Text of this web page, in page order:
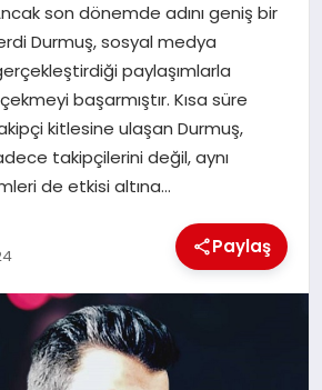
son dönemde adını geniş bir
Durmuş, sosyal medya
paylaşımlarla
başarmıştır. Kısa süre
kitlesine ulaşan Durmuş,
takipçilerini değil, aynı
de etkisi altına…
Paylaş